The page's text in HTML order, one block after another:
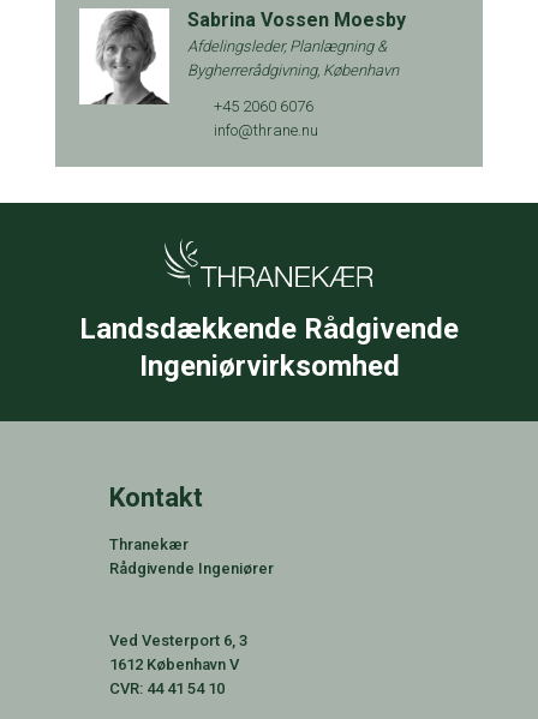
Sabrina Vossen Moesby
Afdelingsleder, Planlægning &
Bygherrerådgivning, København
+45 2060 6076
info@thrane.nu
Landsdækkende Rådgivende
Ingeniørvirksomhed
Kontakt
Thranekær
Rådgivende Ingeniører
Ved Vesterport 6, 3
1612 København V
CVR: 44 41 54 10